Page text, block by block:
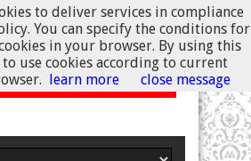
to deliver services in compliance
You can specify the conditions for
in your browser. By using this
use cookies according to current
learn more close message